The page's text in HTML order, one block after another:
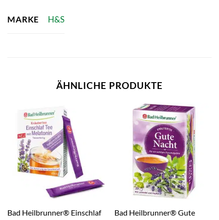
MARKE H&S
ÄHNLICHE PRODUKTE
Bad Heilbrunner® Einschlaf
Bad Heilbrunner® Gute